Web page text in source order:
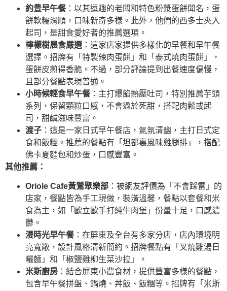
約豊早午餐：以其逗趣的老闆和特色粉漿蛋餅聞名，蛋
餅軟糯滑順，口味新奇多樣。此外，他們的西多士夾入
起司，是甜食愛好者的推薦選項。
檸檬樹晨食嚴選 ：這家店家提供多樣化的早餐和早午餐
選擇。招牌有「特製辣肉蛋餅」和「泰式燒肉蛋餅」，
蛋餅皮煎得香脆。不過，部分評論提到出餐速度偏慢，
且部分餐點表現普通。
小時候輕食早午餐：主打爆餡熱壓吐司，特別推薦芋頭
系列，保留顆粒口感，不會過於死甜，搭配肉鬆或起
司，甜鹹滋味豐富。
渡子 ：這是一家日式早午餐店，氣氛清幽，主打日式定
食和飯糰。推薦的餐點有「坦都裏風味雞腿排」，搭配
佛卡夏麵包和炒蛋，口感豐富。
其他推薦：
Oriole Cafe黃鶯聚樂部 ：被網友評價為「不會踩雷」的
店家，餐點皆為手工現做，裝潢溫馨，餐點以套餐和米
食為主，如「歐立歐手打純牛肉堡」份量十足，口感濃
鬱。
漫時光早午餐：在屏東及全台有多家分店，店內環境明
亮寬敞，設計風格清新簡約。招牌餐點有「叉燒雞湯日
曬麵」和「椒鹽雞柳生菜沙拉」。
米斯廚房 ：結合屏東小農食材，提供豐富多樣的餐點，
包含早午餐拼盤、鍋燒、丼飯、飯糰等。招牌有「米斯